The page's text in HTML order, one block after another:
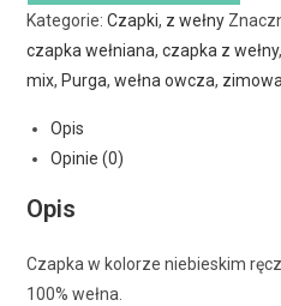
Kategorie:Czapki, z wełny
czapka wełniana,czapka z wełny
mix, Purga,wełna owcza, zimowa
Opis
Opinie (0)
Opis
Czapka w kolorze niebieskim
100% wełna.